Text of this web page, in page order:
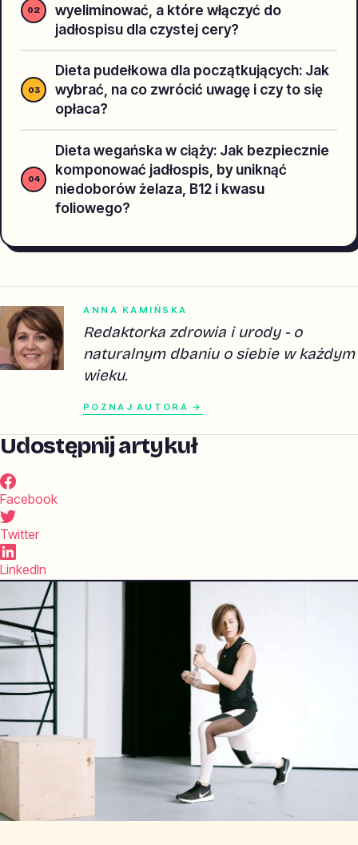
wyeliminować, a które włączyć do
jadłospisu dla czystej cery?
Dieta pudełkowa dla początkujących: Jak
wybrać, na co zwrócić uwagę i czy to się
opłaca?
Dieta wegańska w ciąży: Jak bezpiecznie
komponować jadłospis, by uniknąć
niedoborów żelaza, B12 i kwasu
foliowego?
ANNA KAMIŃSKA
Redaktorka zdrowia i urody - o
naturalnym dbaniu o siebie w każdym
wieku.
POZNAJ AUTORA →
Udostępnij artykuł
Facebook
Twitter
LinkedIn